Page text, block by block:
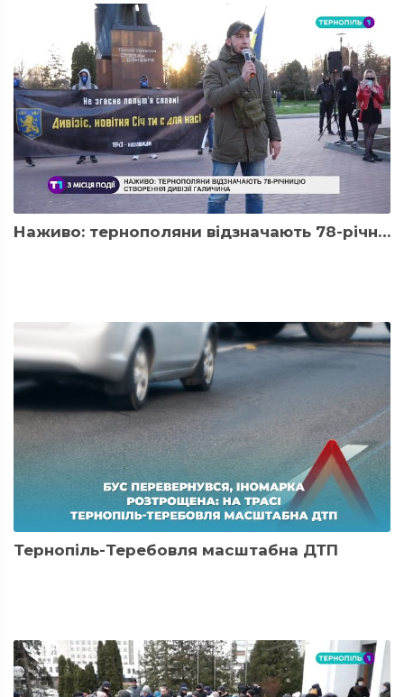
Наживо: тернополяни відзначають 78-річницю створення дивізії Галичина
Тернопіль-Теребовля масштабна ДТП